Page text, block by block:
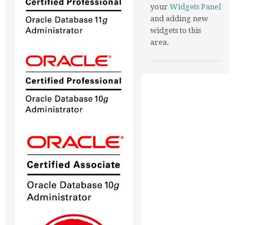
your Widgets Panel
and adding new
widgets to this
area.